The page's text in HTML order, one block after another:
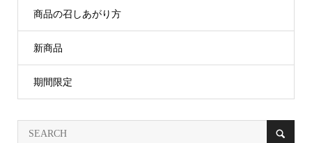
商品の召しあがり方
新商品
期間限定